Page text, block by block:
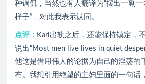
种调侃，当然也有人翻译为“摆出一副
样子”，对此我表示认同。
点评： Karl出轨之后，还能保持镇定，
说出“Most men live lives in quiet
他这是借用伟人的论据为自己的淫荡的
布。我想引用绝望的主妇里面的一句话